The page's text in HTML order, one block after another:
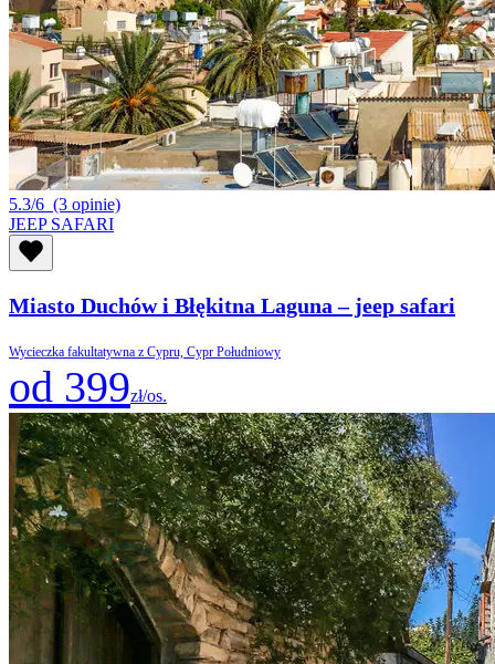
5.3/6 (3 opinie)
JEEP SAFARI
Miasto Duchów i Błękitna Laguna – jeep safari
Wycieczka fakultatywna z Cypru, Cypr Południowy
od 399zł/os.